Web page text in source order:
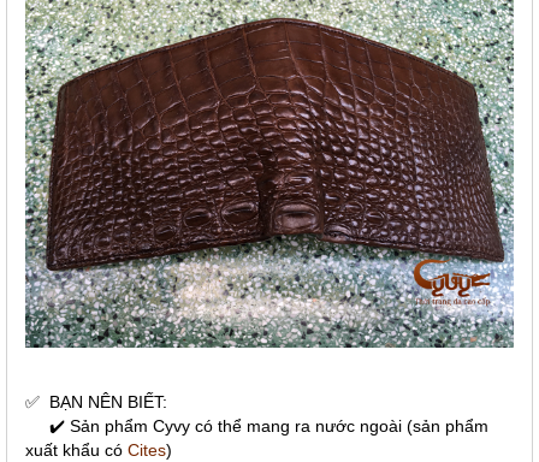
✅ BẠN NÊN BIẾT:
✔️ Sản phẩm Cyvy có thể mang ra nước ngoài (sản phẩm
xuất khẩu có Cites)